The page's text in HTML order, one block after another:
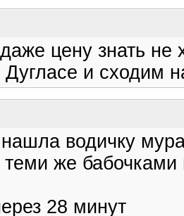
цену знать
Дугласе и сходим
нашла водичку
теми же
28 минут